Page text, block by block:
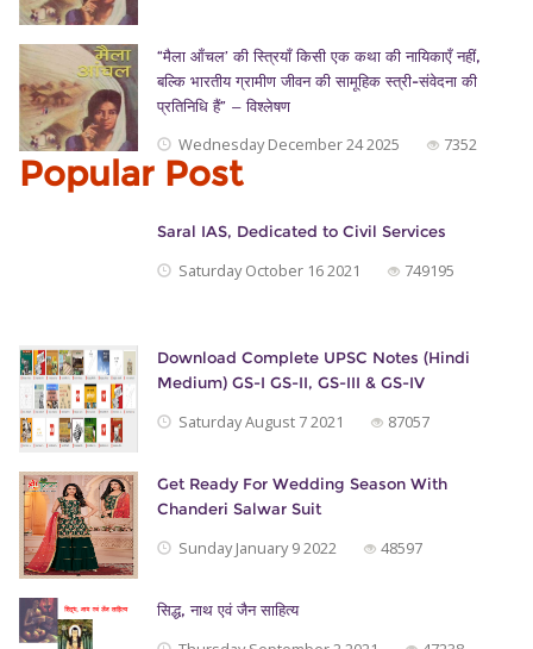
“मैला आँचल’ की स्त्रियाँ किसी एक कथा की नायिकाएँ नहीं,
बल्कि भारतीय ग्रामीण जीवन की सामूहिक स्त्री-संवेदना की
प्रतिनिधि हैं” — विश्लेषण
Wednesday December 24 2025 7352
Popular Post
Saral IAS, Dedicated to Civil Services
Saturday October 16 2021 749195
Download Complete UPSC Notes (Hindi
Medium) GS-I GS-II, GS-III & GS-IV
Saturday August 7 2021 87057
Get Ready For Wedding Season With
Chanderi Salwar Suit
Sunday January 9 2022 48597
सिद्ध, नाथ एवं जैन साहित्‍य